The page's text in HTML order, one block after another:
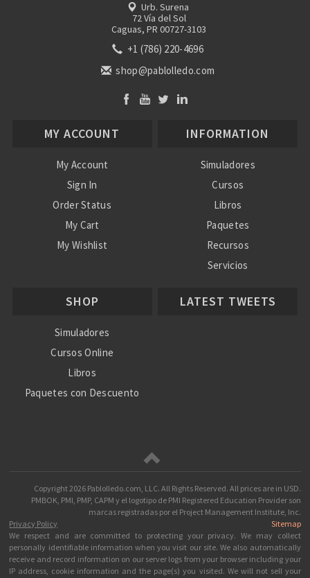
Urb. Surena
72 Vía del Sol
Caguas, PR 00727-3103
+1 (786) 220-4696
shop@pablolledo.com
MY ACCOUNT
My Account
Sign In
Order Status
My Cart
My Wishlist
INFORMATION
Simuladores
Cursos
Libros
Paquetes
Recursos
Servicios
Ayuda
SHOP
Simuladores
Cursos Online
Libros
Paquetes con Descuento
LATEST TWEETS
Copyright2026 Pablolledo.com, LLC. All Rights Reserved.
PMBOK, PMI, PMP, CAPM y el logotipo de PMI Registered Education Provider son
marcas registradas por el Project Management Institute, Inc.
Privacy Policy
We respect and are committed to protecting your privacy. We may collect
personally identifiable information when you visit our site. We also automatically
receive and record information on our server logs from your browser including your
IP address, cookie information and the page(s) you visited. We will not sell your
All prices are in USD.
Sitemap